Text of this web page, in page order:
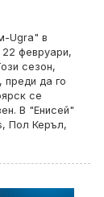
Ugra" в
февруари,
сезон,
преди да го
се
В "Енисей"
Пол Керъл,